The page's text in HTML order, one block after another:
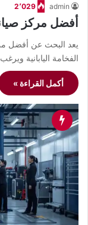
admin 2٬029
أفضل مركز
يعد البحث عن أفضل
الفخامة اليابانية
أكمل القراءة »